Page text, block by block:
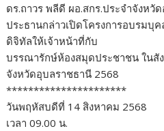
ดร.ถาวร พลีดี ผอ.สกร.ประจำจังหวั
ประธานกล่าวเปิดโครงการอบรมบุ
ดิจิทัลให้เจ้าหน้าที่กับ
บรรณารักษ์ห้องสมุดประชาชน ในสั
จังหวัดอุบลราชธานี 2568
**********************
วันพฤหัสบดีที่ 14 สิงหาคม 2568
เวลา 09.00 น.